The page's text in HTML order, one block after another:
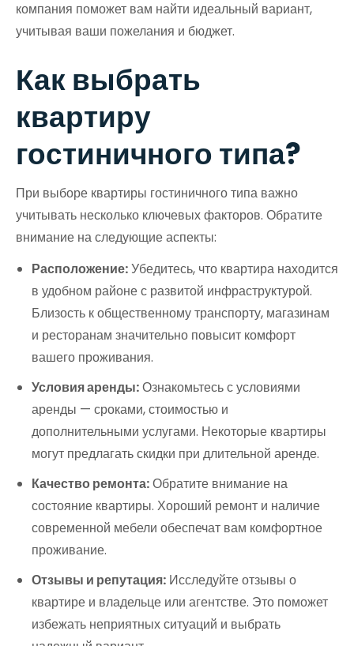
компания поможет вам найти идеальный вариант,
учитывая ваши пожелания и бюджет.
Как выбрать
квартиру
гостиничного типа?
При выборе квартиры гостиничного типа важно
учитывать несколько ключевых факторов. Обратите
внимание на следующие аспекты:
Расположение:Убедитесь, что квартира находится
в удобном районе с развитой инфраструктурой.
Близость к общественному транспорту, магазинам
и ресторанам значительно повысит комфорт
вашего проживания.
Условия аренды:Ознакомьтесь с условиями
аренды — сроками, стоимостью и
дополнительными услугами. Некоторые квартиры
могут предлагать скидки при длительной аренде.
Качество ремонта:Обратите внимание на
состояние квартиры. Хороший ремонт и наличие
современной мебели обеспечат вам комфортное
проживание.
Отзывы и репутация: Исследуйте отзывы о
квартире и владельце или агентстве. Это поможет
избежать неприятных ситуаций и выбрать